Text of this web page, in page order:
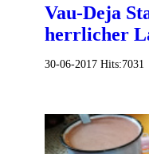
Vau-Deja
herrlicher
30-06-2017 Hits:7031